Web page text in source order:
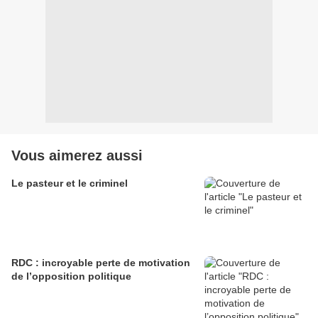
Vous aimerez aussi
Le pasteur et le criminel
RDC : incroyable perte de motivation
de l’opposition politique